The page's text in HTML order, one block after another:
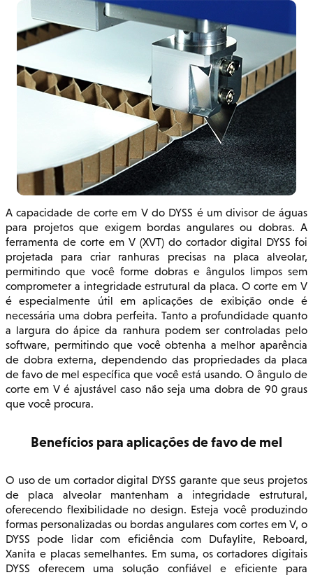
A capacidade de corte em V do DYSS é um divisor de águas
para projetos que exigem bordas angulares ou dobras. A
ferramenta de corte em V (XVT) do cortador digital DYSS foi
projetada para criar ranhuras precisas na placa alveolar,
permitindo que você forme dobras e ângulos limpos sem
comprometer a integridade estrutural da placa. O corte em V
é especialmente útil em aplicações de exibição onde é
necessária uma dobra perfeita. Tanto a profundidade quanto
a largura do ápice da ranhura podem ser controladas pelo
software, permitindo que você obtenha a melhor aparência
de dobra externa, dependendo das propriedades da placa
de favo de mel específica que você está usando. O ângulo de
corte em V é ajustável caso não seja uma dobra de 90 graus
que você procura.
Benefícios para aplicações de favo de mel
O uso de um cortador digital DYSS garante que seus projetos
de placa alveolar mantenham a integridade estrutural,
oferecendo flexibilidade no design. Esteja você produzindo
formas personalizadas ou bordas angulares com cortes em V, o
DYSS pode lidar com eficiência com Dufaylite, Reboard,
Xanita e placas semelhantes. Em suma, os cortadores digitais
DYSS oferecem uma solução confiável e eficiente para